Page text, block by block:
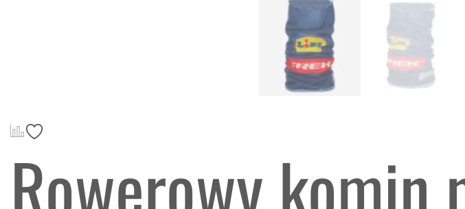
Rowerowy komin